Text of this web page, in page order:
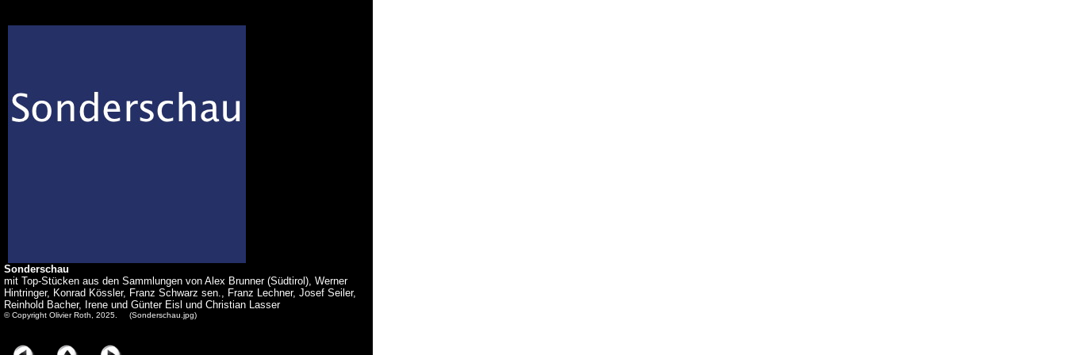
Sonderschau
mit Top-Stücken aus den Sammlungen von Alex Brunner (Südtirol), Werner
Hintringer, Konrad Kössler, Franz Schwarz sen., Franz Lechner, Josef Seiler,
Reinhold Bacher, Irene und Günter Eisl und Christian Lasser
© Copyright Olivier Roth, 2025. (Sonderschau.jpg)